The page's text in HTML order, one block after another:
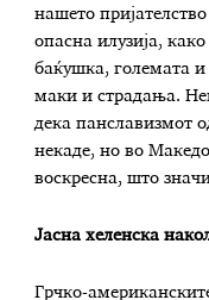
нашето
опасна илузија,
баќушка, големата и
маки и страдања.
дека панславизмот
некаде, но во
воскресна, што
Јасна хеленска
Грчко-